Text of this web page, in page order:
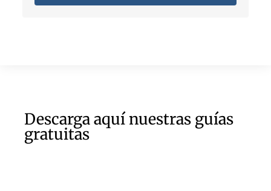
Descarga aquí nuestras guías
gratuitas